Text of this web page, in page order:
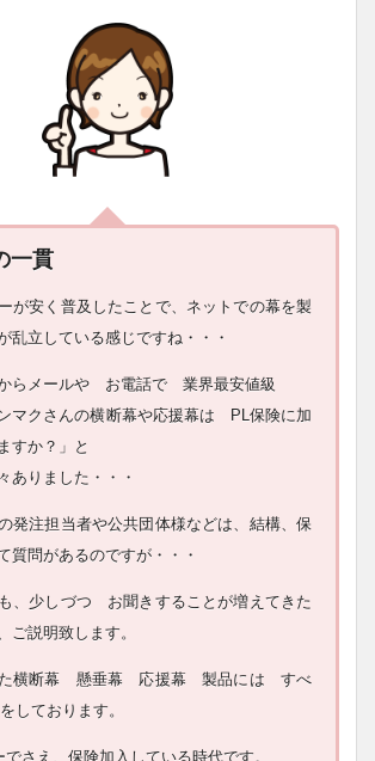
一貫
が安く普及したことで、ネットでの幕を製
乱立している感じですね・・・
らメールや お電話で 業界最安値級
ンマクさんの横断幕や応援幕は PL保険に加
すか？」と
ありました・・・
発注担当者や公共団体様などは、結構、保
質問があるのですが・・・
、少しづつ お聞きすることが増えてきた
ご説明致します。
た横断幕 懸垂幕 応援幕 製品には すべ
しております。
さえ、保険加入している時代です。